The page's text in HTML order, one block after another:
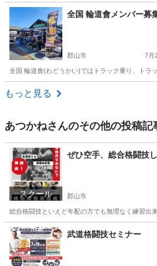
🥩‼️ 顔出しはしなくて
方、酒飲みながら話し
福島 福島市 グルチャ 顔出し
全国 輪道會メンバー募
郡山市 7月
全国 輪道會(わどうかい)ではトラック乗り、トラ
福島 郡山市
もっと見る
あつかねさんのその他の投稿記
スクール
ぜひ空手、総合格闘技
郡山市
総合格闘技といえど年配の方でも無理なく練習出
福島 郡山市 空手/他格闘技
武道格闘技セミナー